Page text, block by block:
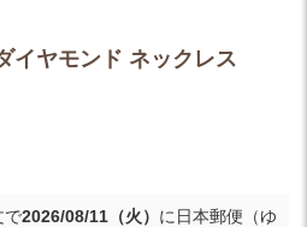
イヤモンド ネックレス
で2026/08/11（火） に 日本郵便（ゆ